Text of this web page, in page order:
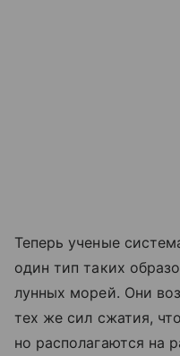
Теперь ученые
один тип таких
лунных морей. Они
тех же сил сжатия,
но располагаются на